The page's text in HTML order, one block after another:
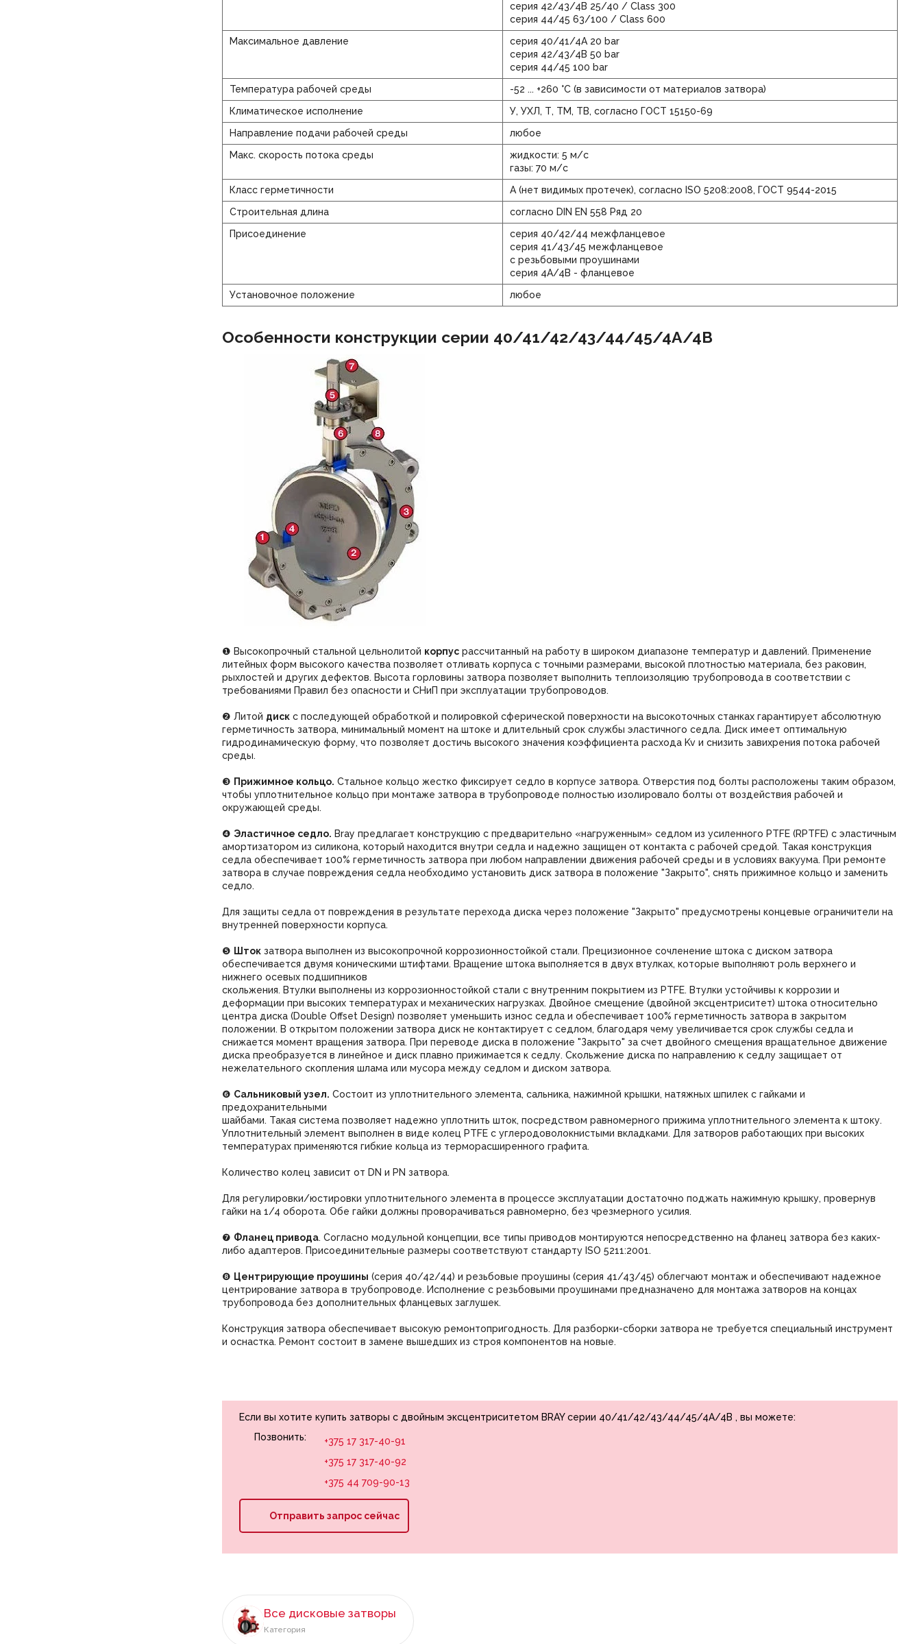
серия 42/43/4B 25/40 / Class 300
серия 44/45 63/100 / Class 600
Максимальное давление
серия 40/41/4A 20 bar
серия 42/43/4B 50 bar
серия 44/45 100 bar
Температура рабочей среды
-52 ... +260 °C (в зависимости от материалов затвора)
Климатическое исполнение
У, УХЛ, Т, ТМ, ТВ, согласно ГОСТ 15150-69
Направление подачи рабочей среды
любое
Макс. скорость потока среды
жидкости: 5 м/с
газы: 70 м/с
Класс герметичности
А (нет видимых протечек), согласно ISO 5208:2008, ГОСТ 9544-2015
Строительная длина
согласно DIN EN 558 Ряд 20
Присоединение
серия 40/42/44 межфланцевое
серия 41/43/45 межфланцевое
с резьбовыми проушинами
серия 4А/4В - фланцевое
Установочное положение
любое
Особенности конструкции серии 40/41/42/43/44/45/4А/4В
❶ Высокопрочный стальной цельнолитой корпусрассчитанный на работу в широком диапазоне температур и давлений. Применение
литейных форм высокого качества позволяет отливать корпуса с точными размерами, высокой плотностью материала, без раковин,
рыхлостей и других дефектов. Высота горловины затвора позволяет выполнить теплоизоляцию трубопровода в соответствии с
требованиями Правил без опасности и СНиП при эксплуатации трубопроводов.
❷ Литой дискс последующей обработкой и полировкой сферической поверхности на высокоточных станках гарантирует абсолютную
герметичность затвора, минимальный момент на штоке и длительный срок службы эластичного седла. Диск имеет оптимальную
гидродинамическую форму, что позволяет достичь высокого значения коэффициента расхода Kv и снизить завихрения потока рабочей
среды.
❸ Прижимное кольцо. Стальное кольцо жестко фиксирует седло в корпусе затвора. Отверстия под болты расположены таким образом,
чтобы уплотнительное кольцо при монтаже затвора в трубопроводе полностью изолировало болты от воздействия рабочей и
окружающей среды.
❹ Эластичное седло. Bray предлагает конструкцию с предварительно «нагруженным» седлом из усиленного PTFE (RPTFE) с эластичным
амортизатором из силикона, который находится внутри седла и надежно защищен от контакта с рабочей средой. Такая конструкция
седла обеспечивает 100% герметичность затвора при любом направлении движения рабочей среды и в условиях вакуума. При ремонте
затвора в случае повреждения седла необходимо установить диск затвора в положение "Закрыто", снять прижимное кольцо и заменить
седло.
Для защиты седла от повреждения в результате перехода диска через положение "Закрыто" предусмотрены концевые ограничители на
внутренней поверхности корпуса.
❺ Штокзатвора выполнен из высокопрочной коррозионностойкой стали. Прецизионное сочленение штока с диском затвора
обеспечивается двумя коническими штифтами. Вращение штока выполняется в двух втулках, которые выполняют роль верхнего и
нижнего осевых подшипников
скольжения. Втулки выполнены из коррозионностойкой стали с внутренним покрытием из PTFE. Втулки устойчивы к коррозии и
деформации при высоких температурах и механических нагрузках. Двойное смещение (двойной эксцентриситет) штока относительно
центра диска (Double Offset Design) позволяет уменьшить износ седла и обеспечивает 100% герметичность затвора в закрытом
положении. В открытом положении затвора диск не контактирует с седлом, благодаря чему увеличивается срок службы седла и
снижается момент вращения затвора. При переводе диска в положение "Закрыто" за счет двойного смещения вращательное движение
диска преобразуется в линейное и диск плавно прижимается к седлу. Скольжение диска по направлению к седлу защищает от
нежелательного скопления шлама или мусора между седлом и диском затвора.
❻ Сальниковый узел. Состоит из уплотнительного элемента, сальника, нажимной крышки, натяжных шпилек с гайками и
предохранительными
шайбами. Такая система позволяет надежно уплотнить шток, посредством равномерного прижима уплотнительного элемента к штоку.
Уплотнительный элемент выполнен в виде колец PTFE с углеродоволокнистыми вкладками. Для затворов работающих при высоких
температурах применяются гибкие кольца из терморасширенного графита.
Количество колец зависит от DN и PN затвора.
Для регулировки/юстировки уплотнительного элемента в процессе эксплуатации достаточно поджать нажимную крышку, провернув
гайки на 1/4 оборота. Обе гайки должны проворачиваться равномерно, без чрезмерного усилия.
❼ Фланец привода. Согласно модульной концепции, все типы приводов монтируются непосредственно на фланец затвора без каких-
либо адаптеров. Присоединительные размеры соответствуют стандарту ISO 5211:2001.
❽ Центрирующие проушины (серия 40/42/44) и резьбовые проушины (серия 41/43/45) облегчают монтаж и обеспечивают надежное
центрирование затвора в трубопроводе. Исполнение с резьбовыми проушинами предназначено для монтажа затворов на концах
трубопровода без дополнительных фланцевых заглушек.
Конструкция затвора обеспечивает высокую ремонтопригодность. Для разборки-сборки затвора не требуется специальный инструмент
и оснастка. Ремонт состоит в замене вышедших из строя компонентов на новые.
Если вы хотите купить затворы с двойным эксцентриситетом BRAY серии 40/41/42/43/44/45/4А/4В , вы можете:
Позвонить:
+375 17 317-40-91
+375 17 317-40-92
+375 44 709-90-13
Отправить запрос сейчас
Все дисковые затворы
Категория